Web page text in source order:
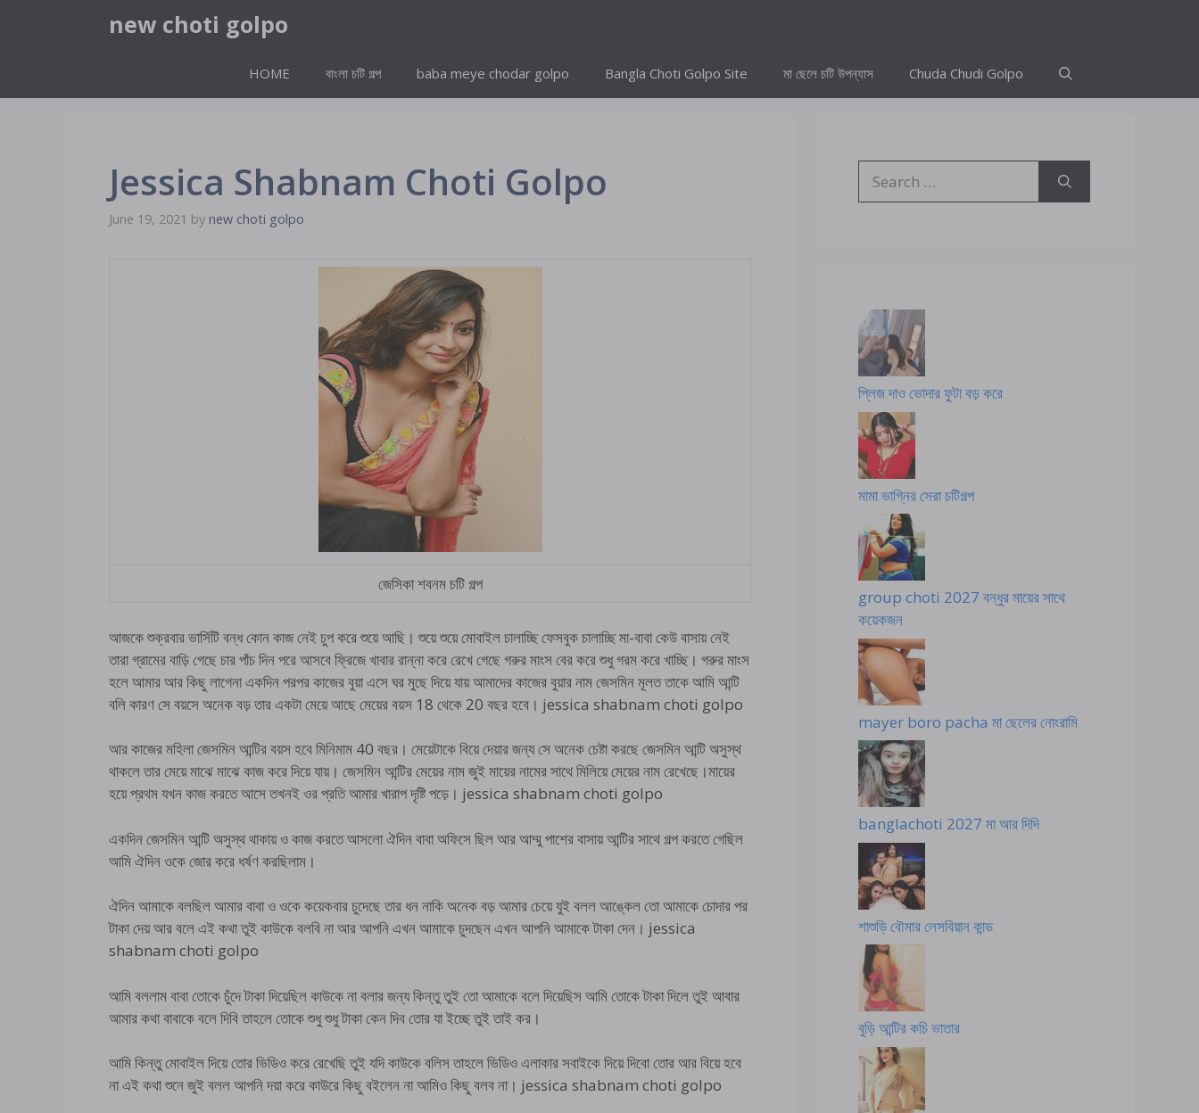
new choti golpo
HOME বাংলা চটি গল্প baba meye chodar golpo Bangla Choti Golpo Site মা ছেলে চটি উপন্যাস Chuda Chudi Golpo
Jessica Shabnam Choti Golpo
June 19, 2021 by new choti golpo
জেসিকা শবনম চটি গল্প
আজকে শুক্রবার ভার্সিটি বন্ধ কোন কাজ নেই চুপ করে শুয়ে আছি। শুয়ে শুয়ে মোবাইল চালাচ্ছি ফেসবুক চালাচ্ছি মা-বাবা কেউ বাসায় নেই
তারা গ্রামের বাড়ি গেছে চার পাঁচ দিন পরে আসবে ফ্রিজে খাবার রান্না করে রেখে গেছে গরুর মাংস বের করে শুধু গরম করে খাচ্ছি। গরুর মাংস
হলে আমার আর কিছু লাগেনা একদিন পরপর কাজের বুয়া এসে ঘর মুছে দিয়ে যায় আমাদের কাজের বুয়ার নাম জেসমিন মূলত তাকে আমি আন্টি
বলি কারণ সে বয়সে অনেক বড় তার একটা মেয়ে আছে মেয়ের বয়স 18 থেকে 20 বছর হবে। jessica shabnam choti golpo
আর কাজের মহিলা জেসমিন আন্টির বয়স হবে মিনিমাম 40 বছর। মেয়েটাকে বিয়ে দেয়ার জন্য সে অনেক চেষ্টা করছে জেসমিন আন্টি অসুস্থ
থাকলে তার মেয়ে মাঝে মাঝে কাজ করে দিয়ে যায়। জেসমিন আন্টির মেয়ের নাম জুই মায়ের নামের সাথে মিলিয়ে মেয়ের নাম রেখেছে।মায়ের
হয়ে প্রথম যখন কাজ করতে আসে তখনই ওর প্রতি আমার খারাপ দৃষ্টি পড়ে। jessica shabnam choti golpo
একদিন জেসমিন আন্টি অসুস্থ থাকায় ও কাজ করতে আসলো ঐদিন বাবা অফিসে ছিল আর আম্মু পাশের বাসায় আন্টির সাথে গল্প করতে গেছিল
আমি ঐদিন ওকে জোর করে ধর্ষণ করছিলাম।
ঐদিন আমাকে বলছিল আমার বাবা ও ওকে কয়েকবার চুদেছে তার ধন নাকি অনেক বড় আমার চেয়ে যুই বলল আঙ্কেল তো আমাকে চোদার পর
টাকা দেয় আর বলে এই কথা তুই কাউকে বলবি না আর আপনি এখন আমাকে চুদছেন এখন আপনি আমাকে টাকা দেন। jessica
shabnam choti golpo
আমি বললাম বাবা তোকে চুঁদে টাকা দিয়েছিল কাউকে না বলার জন্য কিন্তু তুই তো আমাকে বলে দিয়েছিস আমি তোকে টাকা দিলে তুই আবার
আমার কথা বাবাকে বলে দিবি তাহলে তোকে শুধু শুধু টাকা কেন দিব তোর যা ইচ্ছে তুই তাই কর।
আমি কিন্তু মোবাইল দিয়ে তোর ভিডিও করে রেখেছি তুই যদি কাউকে বলিস তাহলে ভিডিও এলাকার সবাইকে দিয়ে দিবো তোর আর বিয়ে হবে
না এই কথা শুনে জুই বলল আপনি দয়া করে কাউরে কিছু বইলেন না আমিও কিছু বলব না। jessica shabnam choti golpo
for:
প্লিজ দাও ভোদার ফুটা বড় করে
মামা ভাগ্নির সেরা চটিগল্প
group choti 2027 বন্ধুর মায়ের সাথে
কয়েকজন
mayer boro pacha মা ছেলের নোংরামি
banglachoti 2027 মা আর দিদি
শাশুড়ি বৌমার লেসবিয়ান কান্ড
বুড়ি আন্টির কচি ভাতার